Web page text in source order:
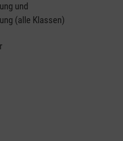
und
(alle Klassen)